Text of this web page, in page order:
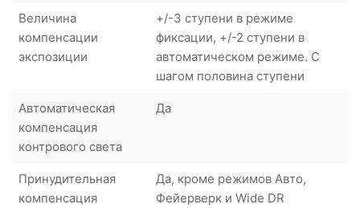
Величина
компенсации
экспозиции
+/-3 ступени в режиме
фиксации, +/-2 ступени в
автоматическом режиме. С
шагом половина ступени
Автоматическая
компенсация
контрового света
Да
Принудительная
компенсация
Да, кроме режимов Авто,
Фейерверк и Wide DR